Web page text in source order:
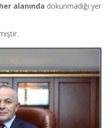
alanında dokunmadığı yer